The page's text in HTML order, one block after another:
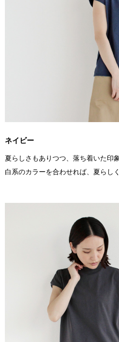
ネイビー
夏らしさもありつつ、落ち着いた印
白系のカラーを合わせれば、夏らし